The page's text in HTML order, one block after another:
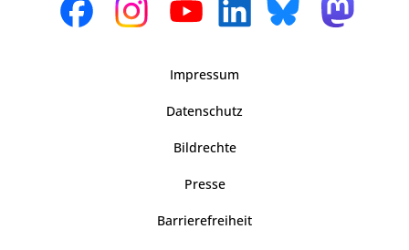
Impressum
Datenschutz
Bildrechte
Presse
Barrierefreiheit